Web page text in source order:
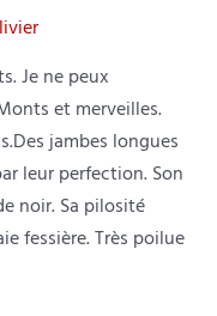
Je ne peux
et merveilles.
jambes longues
leur perfection. Son
noir. Sa pilosité
fessière. Très poilue